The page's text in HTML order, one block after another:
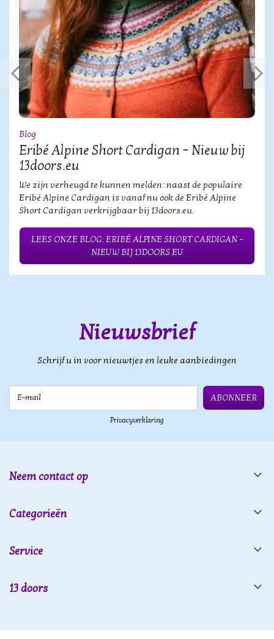
Blog
Eribé Alpine Short Cardigan – Nieuw bij
13doors.eu
We zijn verheugd te kunnen melden: naast de populaire
Eribé Alpine Cardigan is vanaf nu ook de Eribé Alpine
Short Cardigan verkrijgbaar bij 13doors.eu.
LEES ONZE BLOG: ERIBÉ ALPINE SHORT CARDIGAN –
NIEUW BIJ 13DOORS.EU
Nieuwsbrief
Schrijf u in voor nieuwtjes en leuke aanbiedingen
ABONNEER
Privacyverklaring
Neem contact op
Categorieën
Service
13 doors